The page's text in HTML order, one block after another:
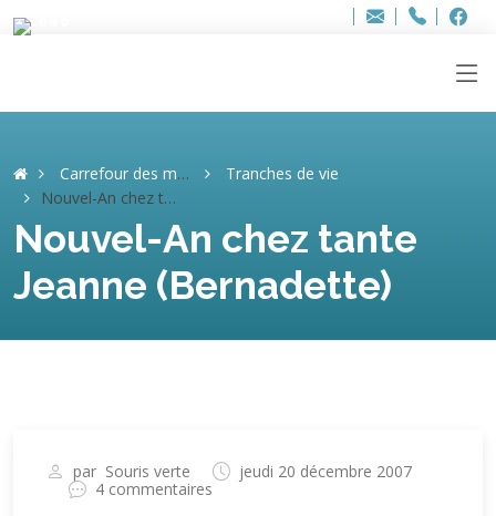
Adresse
info..hâthe..
Tel.
Tel.
Carrefour des mémoires
Tranches de vie
Nouvel-An chez tante Jeanne (Bernadette)
Nouvel-An chez tante
Jeanne (Bernadette)
par Souris verte
jeudi 20 décembre 2007
4 commentaires